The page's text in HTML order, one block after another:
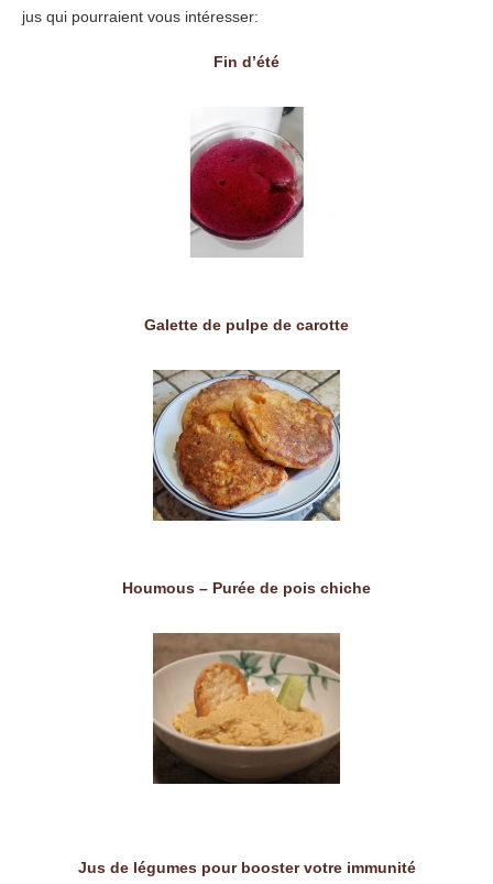
jus qui pourraient vous intéresser:
Fin d’été
Galette de pulpe de carotte
Houmous – Purée de pois chiche
Jus de légumes pour booster votre immunité